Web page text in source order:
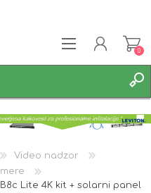
0
Video nadzor
Lite 4K kit + solarni panel